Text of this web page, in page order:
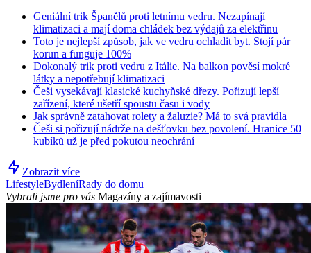
Geniální trik Španělů proti letnímu vedru. Nezapínají
klimatizaci a mají doma chládek bez výdajů za elektřinu
Toto je nejlepší způsob, jak ve vedru ochladit byt. Stojí pár
korun a funguje 100%
Dokonalý trik proti vedru z Itálie. Na balkon pověsí mokré
látky a nepotřebují klimatizaci
Češi vysekávají klasické kuchyňské dřezy. Pořizují lepší
zařízení, které ušetří spoustu času i vody
Jak správně zatahovat rolety a žaluzie? Má to svá pravidla
Češi si pořizují nádrže na dešťovku bez povolení. Hranice 50
kubíků už je před pokutou neochrání
Zobrazit více
LifestyleBydleníRady do domu
Vybrali jsme pro vás Magazíny a zajímavosti